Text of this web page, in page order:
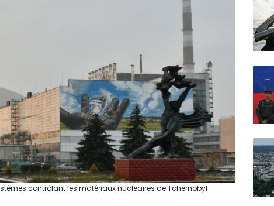
contrôlant les matériaux nucléaires de Tchernobyl